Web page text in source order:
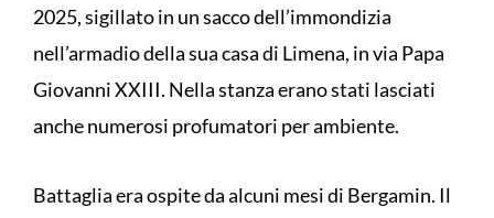
2025, sigillato in un sacco dell’immondizia
nell’armadio della sua casa di Limena, in via Papa
Giovanni XXIII. Nella stanza erano stati lasciati
anche numerosi profumatori per ambiente.
Battaglia era ospite da alcuni mesi di Bergamin. Il